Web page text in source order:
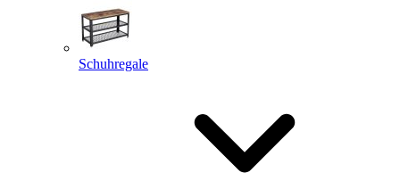
Schuhregale